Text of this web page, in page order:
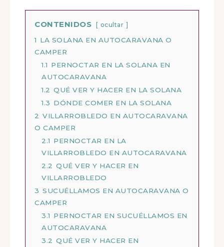
CONTENIDOS ocultar
1 LA SOLANA EN AUTOCARAVANA O
CAMPER
1.1 PERNOCTAR EN LA SOLANA EN
AUTOCARAVANA
1.2 QUÉ VER Y HACER EN LA SOLANA
1.3 DÓNDE COMER EN LA SOLANA
2 VILLARROBLEDO EN AUTOCARAVANA
O CAMPER
2.1 PERNOCTAR EN LA
VILLARROBLEDO EN AUTOCARAVANA
2.2 QUÉ VER Y HACER EN
VILLARROBLEDO
3 SUCUÉLLAMOS EN AUTOCARAVANA O
CAMPER
3.1 PERNOCTAR EN SUCUÉLLAMOS EN
AUTOCARAVANA
3.2 QUÉ VER Y HACER EN